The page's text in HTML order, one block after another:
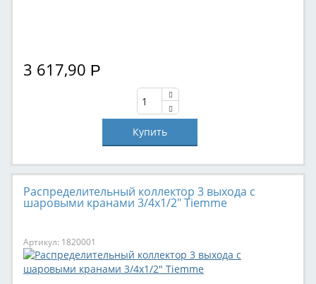
3 617,90 Р
Распределительный коллектор 3 выхода с
шаровыми кранами 3/4х1/2" Tiemme
Артикул: 1820001